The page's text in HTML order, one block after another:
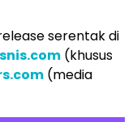
serentak di
(khusus
(media